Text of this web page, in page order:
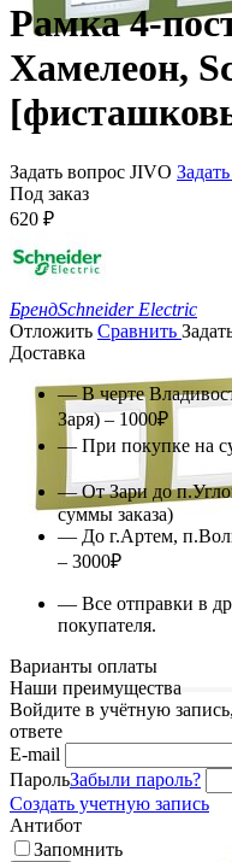
Рамка 4-
Хамелеон,
Задать вопрос JIVO
Под заказ
620 ₽
БрендSchneider Electric
Отложить Сравнить
Доставка
— В черте
Заря) – 1000₽
— При покупке на
— От Зари до
суммы заказа)
— До г.Артем,
– 3000₽
— Все отправки в
покупателя.
Варианты оплаты
Наши преимущества
Войдите в учётную
ответе
E-mail
ПарольЗабыли пароль?
Создать учетную запись
Антибот
Запомнить